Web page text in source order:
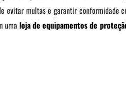
evitar multas e garantir conformidade
uma loja de equipamentos de